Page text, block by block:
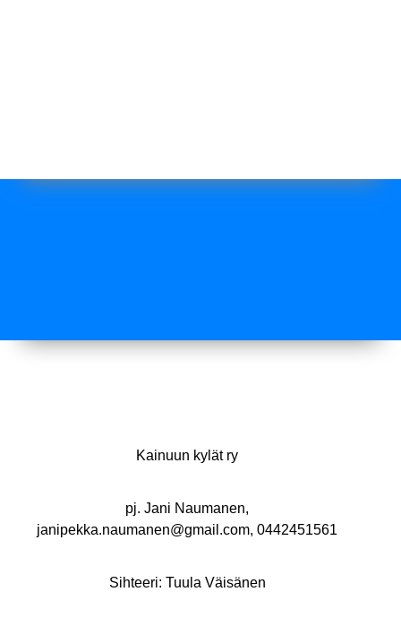
Kainuun kylät ry
pj. Jani Naumanen,
janipekka.naumanen@gmail.com, 0442451561
Sihteeri: Tuula Väisänen